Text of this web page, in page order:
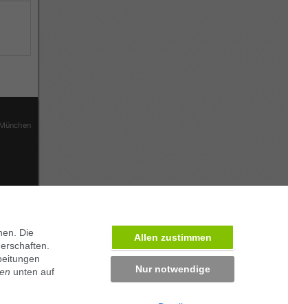
Die
unten auf
Allen zustimmen
Nur notwendige